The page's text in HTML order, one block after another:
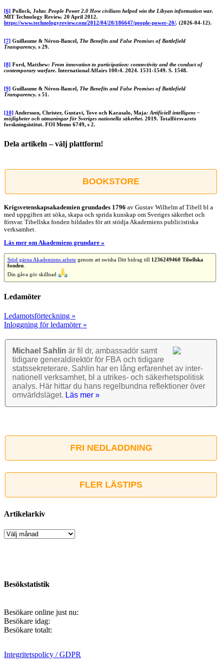
[6] Pollock, John: People Power 2.0 How civilians helped win the Libyan information war.
MIT Technology Review. 20 April 2012.
https://www.technologyreview.com/2012/04/20/186647/people-power-20/. (2026-04-12).
[7] Guillaume & Néron-Bancel, The Benefits and False Promises of Battlefield
Transparency, s 29.
[8] Ford, Matthew: From innovation to participation: connectivity and the conduct of
contemporary warfare. International Affairs 100:4. 2024. 1531-1549. S. 1548.
[9] Guillaume & Néron-Bancel, The Benefits and False Promises of Battlefield
Transparency, s 51.
[10] Andersson, Christer, Gustavi, Tove och Karasalo, Maja: Artificiell intelligens –
möjligheter och utmaningar för Sveriges nationella säkerhet. 2019. Totalförsvarets
forskningsistitut. FOI Memo 6749, s 2.
Dela artikeln – välj plattform!
post
BOOKSTORE
Krigsvetenskap­sakademien grundades 1796 av Gustav Wilhelm af Tibell bl a
med uppgiften att söka, skapa och sprida kunskap om Sveriges säkerhet och
försvar. Tibellska fonden bildades för att stödja Akademiens publicistiska
verksamhet.
Läs mer om Akademiens grundare »
Stöd gärna Akademiens arbetegenom att swisha Ditt bidrag till 1236249460 Tibellska
fonden.
Din gåva gör skillnad
Ledamöter
Ledamotsförteckning »
Inloggning för ledamöter »
Michael Sahlin är fil dr, ambassadör samt
tidigare general­direktör för FBA och tidigare
stats­sekre­terare. Sahlin har en lång erfarenhet av inter­
nationell verk­samhet, bl a utrikes- och säkerhets­politisk
analys. Här hittar du hans regel­bundna reflek­tioner över
omvärlds­läget. Läs mer »
FRI NEDLADDNING
FLER LÄSTIPS
Artikelarkiv
Artikelarkiv
Besökstatistik
Besökare online just nu:
Besökare idag:
Besökare totalt:
Integritetspolicy / GDPR